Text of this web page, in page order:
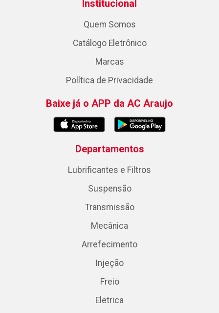
Institucional
Quem Somos
Catálogo Eletrônico
Marcas
Política de Privacidade
Baixe já o APP da AC Araujo
Departamentos
Lubrificantes e Filtros
Suspensão
Transmissão
Mecânica
Arrefecimento
Injeção
Freio
Eletrica